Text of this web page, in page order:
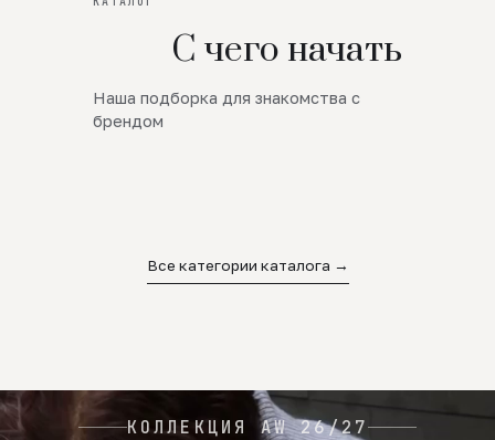
С чего начать
Наша подборка для знакомства с
брендом
Новинки
SALE
Все категории каталога →
КОЛЛЕКЦИЯ AW 26/27